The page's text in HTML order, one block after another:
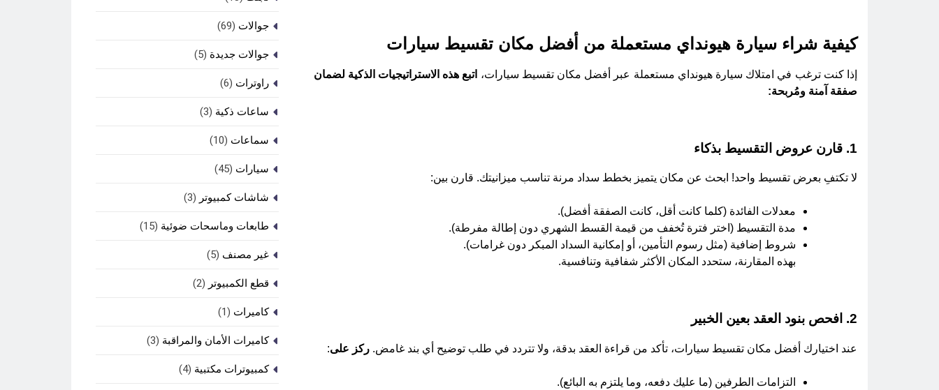
كيفية شراء سيارة هيونداي مستعملة من أفضل مكان تقسيط سيارات
إذا كنت ترغب في امتلاك سيارة هيونداي مستعملة عبر أفضل مكان تقسيط سيارات، اتبع هذه الاستراتيجيات الذكية لضمان
صفقة آمنة ومُربحة:
1. قارن عروض التقسيط بذكاء
لا تكتفِ بعرض تقسيط واحد! ابحث عن مكان يتميز بخطط سداد مرنة تناسب ميزانيتك. قارن بين:
معدلات الفائدة (كلما كانت أقل، كانت الصفقة أفضل).
مدة التقسيط (اختر فترة تُخفف من قيمة القسط الشهري دون إطالة مفرطة).
شروط إضافية (مثل رسوم التأمين، أو إمكانية السداد المبكر دون غرامات).
بهذه المقارنة، ستحدد المكان الأكثر شفافية وتنافسية.
2. افحص بنود العقد بعين الخبير
عند اختيارك أفضل مكان تقسيط سيارات، تأكد من قراءة العقد بدقة، ولا تتردد في طلب توضيح أي بند غامض. ركز على:
التزامات الطرفين (ما عليك دفعه، وما يلتزم به البائع).
جوالات (69)
جوالات جديدة (5)
راوترات (6)
ساعات ذكية (3)
سماعات (10)
سيارات (45)
شاشات كمبيوتر (3)
طابعات وماسحات ضوئية (15)
غير مصنف (5)
قطع الكمبيوتر (2)
كاميرات (1)
كاميرات الأمان والمراقبة (3)
كمبيوترات مكتبية (4)